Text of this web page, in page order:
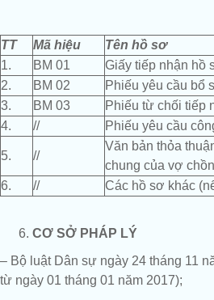
TT Mã hiệu
Tên hồ sơ
1.
BM 01
Giấy tiếp nhận hồ
2.
BM 02
Phiếu yêu cầu bổ
3.
BM 03
Phiếu từ chối tiếp
4.
// Phiếu yêu cầu
5. //
Văn bản thỏa
chung của vợ
6.
// Các hồ sơ khác
CƠ SỞ PHÁP LÝ
– Bộ luật Dân sự ngày 24 tháng 11
từ ngày 01 tháng 01 năm 2017);